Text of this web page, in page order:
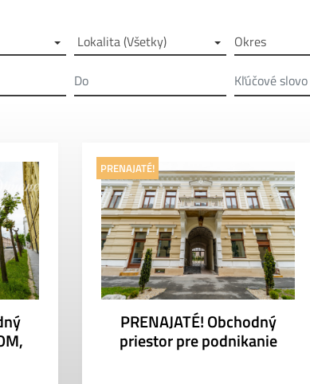
Lokalita (Všetky) Okres
PRENAJATÉ!
PRENAJATÉ! Obchodný
priestor pre podnikanie